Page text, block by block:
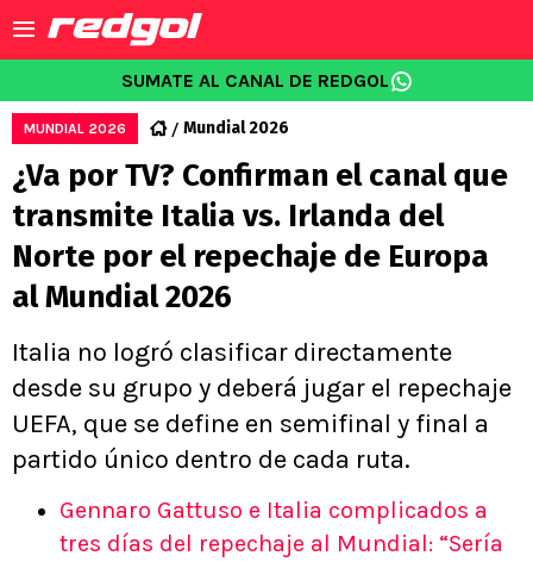
SUMATE AL CANAL DE REDGOL
MUNDIAL 2026 Mundial 2026
¿Va por TV? Confirman el canal que
transmite Italia vs. Irlanda del
Norte por el repechaje de Europa
al Mundial 2026
Italia no logró clasificar directamente
desde su grupo y deberá jugar el repechaje
UEFA, que se define en semifinal y final a
partido único dentro de cada ruta.
Gennaro Gattuso e Italia complicados a
tres días del repechaje al Mundial: “Sería